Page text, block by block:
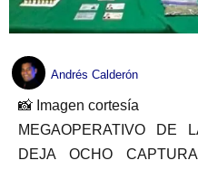
Andrés Calderón
📸 Imagen cortesía
MEGAOPERATIVO DE
DEJA OCHO